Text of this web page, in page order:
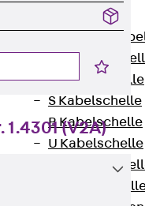
Kabelschellen
AC
H Kabelschelle
S Kabelschelle
B Kabelschelle
U Kabelschelle
RU
W
(V2A)